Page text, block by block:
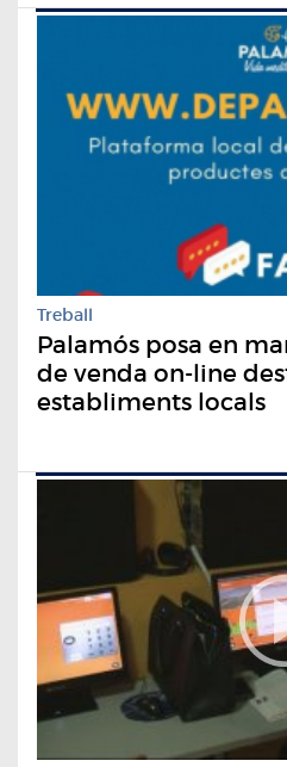
Treball
Palamós posa en
de venda on-line
establiments locals